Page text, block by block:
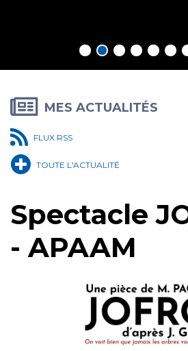
MES ACTUALITÉS
FLUX RSS
TOUTE L'ACTUALITÉ
Spectacle
- APAAM